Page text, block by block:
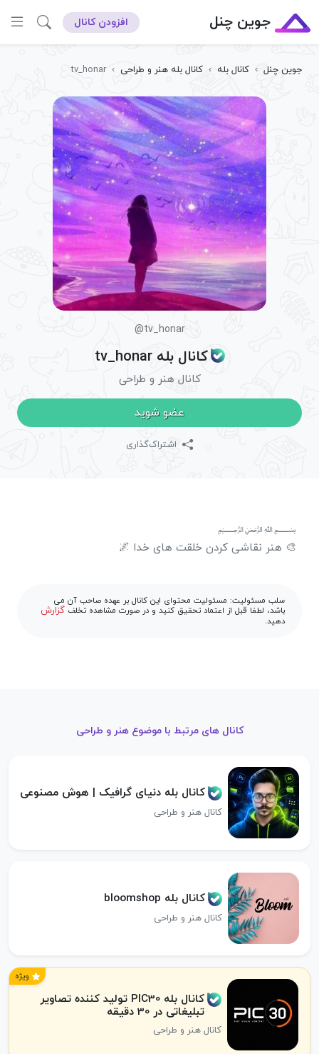
جوین چنل افزودن کانال
جوین چنل › کانال بله › کانال بله هنر و طراحی ›
tv_honar
@tv_honar
کانال بله tv_honar
کانال هنر و طراحی
عضو شوید
اشتراک‌گذاری
﷽
🎨 هنر نقاشی کردن خلقت های خدا 🌌
سلب مسئولیت: مسئولیت محتوای این کانال بر عهده صاحب آن می
باشد، لطفا قبل از اعتماد تحقیق کنید و در صورت مشاهده تخلف گزارش
دهید.
کانال های مرتبط با موضوع هنر و طراحی
کانال بله دنیای گرافیک | هوش مصنوعی
کانال هنر و طراحی
کانال بله bloomshop
کانال هنر و طراحی
ویژه
کانال بله PIC30 تولید کننده تصاویر
تبلیغاتی در 30 دقیقه
کانال هنر و طراحی